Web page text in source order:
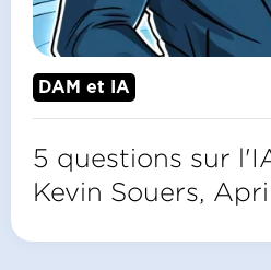
DAM et IA
5 questions sur
Kevin Souers,